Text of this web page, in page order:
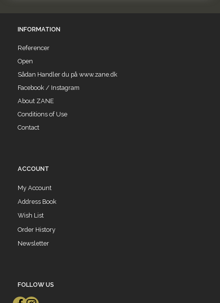
INFORMATION
Referencer
Open
Sådan Handler du på www.zane.dk
Facebook / Instagram
About ZANE
Conditions of Use
Contact
ACCOUNT
My Account
Address Book
Wish List
Order History
Newsletter
FOLLOW US